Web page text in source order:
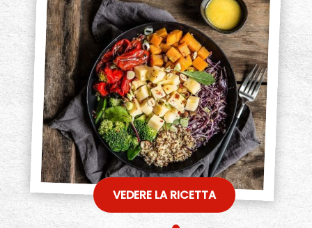
VEDERE LA RICETTA